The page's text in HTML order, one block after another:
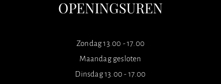
OPENINGSUREN
Zondag 13.00 - 17.00
Maandag gesloten
Dinsdag 13.00 - 17.00